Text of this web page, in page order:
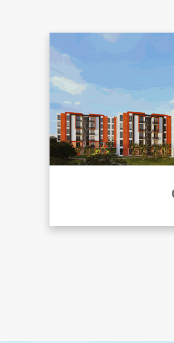
Vivienda de interés social en